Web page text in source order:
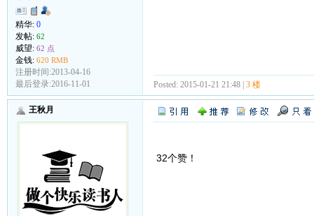
精华: 0
发帖: 62
威望: 62 点
金钱: 620 RMB
注册时间:2013-04-16
最后登录:2016-11-01
Posted: 2015-01-21 21:48 | 3 楼
王秋月
32个赞！